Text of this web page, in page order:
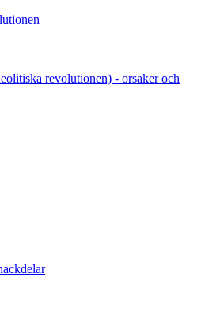
revolutionen) - orsaker och